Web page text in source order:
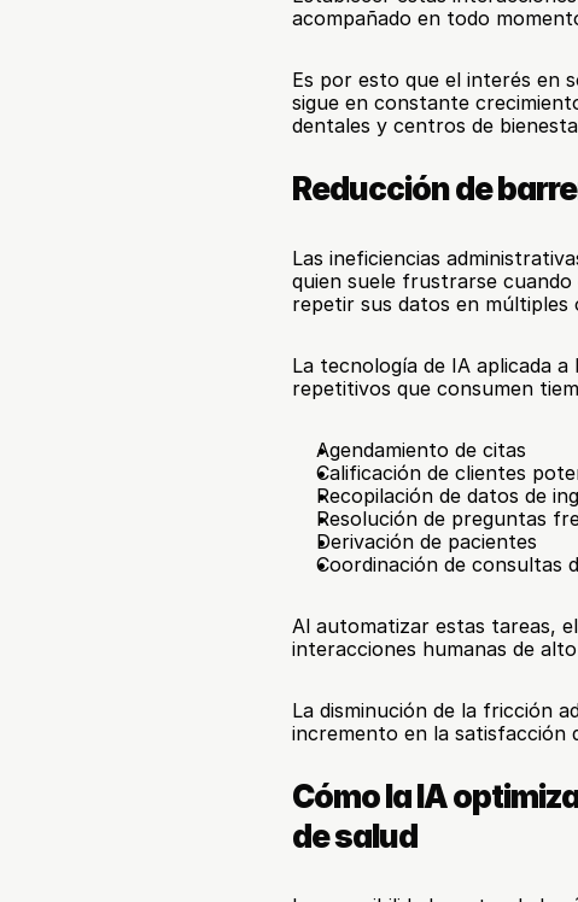
acompañado en todo
Es por esto que el interés en
sigue en constante
dentales y centros de
Reducción de
Las ineficiencias
quien suele frustrarse cuando
repetir sus datos en múltiples
La tecnología de IA aplicada
repetitivos que consumen
Agendamiento de citas
Calificación de clientes
Recopilación de datos de
Resolución de preguntas
Derivación de pacientes
Coordinación de consultas
Al automatizar estas tareas,
interacciones humanas de
La disminución de la fricción
incremento en la satisfacción
Cómo la IA
de salud